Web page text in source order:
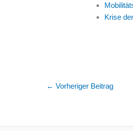
Krise
← Vorheriger Beitrag